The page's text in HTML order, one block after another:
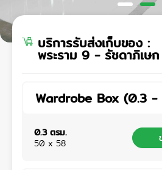
บริการรับส่งเก็บของ:
พระราม 9 - รัชดาภิเษก
Wardrobe Box (0.3 -
0.3 ตรม.
50 x 58